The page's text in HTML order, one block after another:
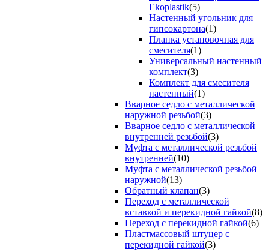
Ekoplastik(5)
Настенный угольник для
гипсокартона(1)
Планка установочная для
смесителя(1)
Универсальный настенный
комплект(3)
Комплект для смесителя
настенный(1)
Вварное седло с металлической
наружной резьбой(3)
Вварное седло с металлической
внутренней резьбой(3)
Муфта с металлической резьбой
внутренней(10)
Муфта с металлической резьбой
наружной(13)
Обратный клапан(3)
Переход с металлической
вставкой и перекидной гайкой(8)
Переход с перекидной гайкой(6)
Пластмассовый штуцер с
перекидной гайкой(3)